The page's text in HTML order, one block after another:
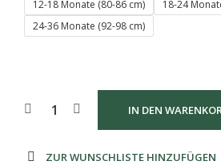
12-18 Monate (80-86 cm)
18-24
24-36 Monate (92-98 cm)
IN DEN
ZUR WUNSCHLISTE HINZUFÜGEN